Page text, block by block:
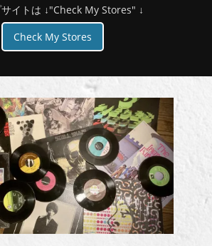
イトは ↓"Check My Stores" ↓
Check My Stores